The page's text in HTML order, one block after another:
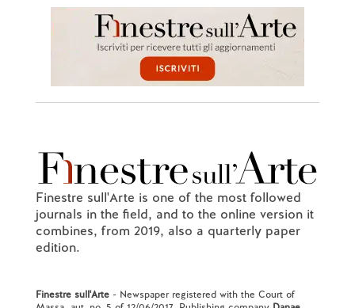
Finestre sull'Arte is one of the most followed
journals in the field, and to the online version it
combines, from 2019, also a quarterly paper
edition.
Finestre sull'Arte- Newspaper registered with the Court of